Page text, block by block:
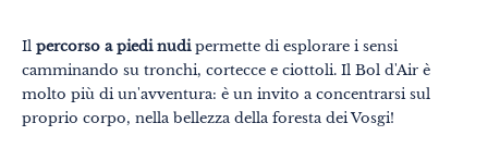
Natura
Montagna
Il percorso a piedi nudipermette di esplorare i sensi
camminando su tronchi, cortecce e ciottoli. Il Bol d'Air è
molto più di un'avventura: è un invito a concentrarsi sul
proprio corpo, nella bellezza della foresta dei Vosgi!